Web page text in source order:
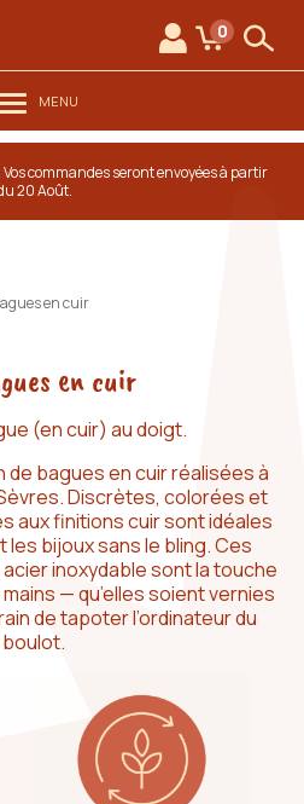
MENU
Mon compte
0
Mon
commandes seront envoyées à partir
20 Août.
en cuir
en cuir
(en cuir) au doigt.
bagues en cuir réalisées à
Discrètes, colorées et
aux finitions cuir sont idéales
les bijoux sans le bling. Ces
inoxydable sont la touche
— qu’elles soient vernies
de tapoter l’ordinateur du
boulot.